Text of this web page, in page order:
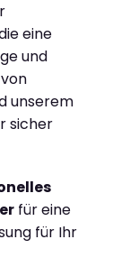
eine
und
unserem
sicher
für eine
für Ihr